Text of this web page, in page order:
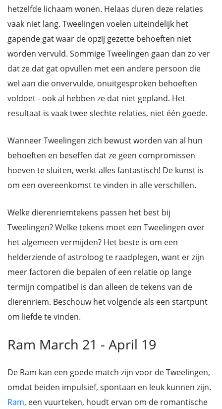
hetzelfde lichaam wonen. Helaas duren deze relaties
vaak niet lang. Tweelingen voelen uiteindelijk het
gapende gat waar de opzij gezette behoeften niet
worden vervuld. Sommige Tweelingen gaan dan zo ver
dat ze dat gat opvullen met een andere persoon die
wel aan die onvervulde, onuitgesproken behoeften
voldoet - ook al hebben ze dat niet gepland. Het
resultaat is vaak twee slechte relaties, niet één goede.
Wanneer Tweelingen zich bewust worden van al hun
behoeften en beseffen dat ze geen compromissen
hoeven te sluiten, werkt alles fantastisch! De kunst is
om een overeenkomst te vinden in alle verschillen.
Welke dierenriemtekens passen het best bij
Tweelingen? Welke tekens moet een Tweelingen over
het algemeen vermijden? Het beste is om een
helderziende of astroloog te raadplegen, want er zijn
meer factoren die bepalen of een relatie op lange
termijn compatibel is dan alleen de tekens van de
dierenriem. Beschouw het volgende als een startpunt
om liefde te vinden.
Ram March 21 - April 19
De Ram kan een goede match zijn voor de Tweelingen,
omdat beiden impulsief, spontaan en leuk kunnen zijn.
Ram, een vuurteken, houdt ervan om de romantische